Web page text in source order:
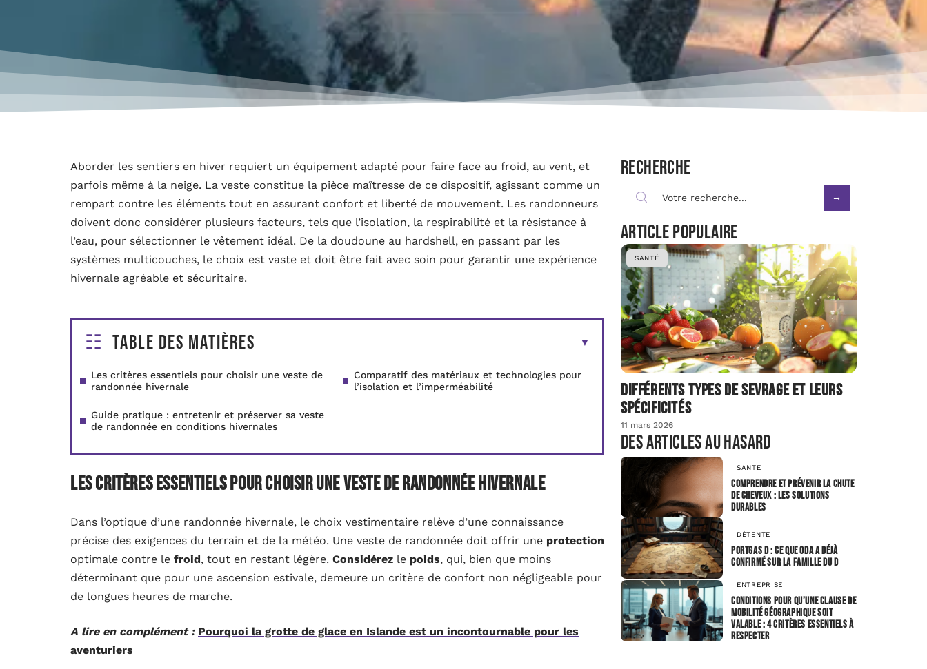
Aborder les sentiers en hiver requiert un équipement adapté pour faire face au froid, au vent, et
parfois même à la neige. La veste constitue la pièce maîtresse de ce dispositif, agissant comme un
rempart contre les éléments tout en assurant confort et liberté de mouvement. Les randonneurs
doivent donc considérer plusieurs facteurs, tels que l’isolation, la respirabilité et la résistance à
l’eau, pour sélectionner le vêtement idéal. De la doudoune au hardshell, en passant par les
systèmes multicouches, le choix est vaste et doit être fait avec soin pour garantir une expérience
hivernale agréable et sécuritaire.
Table des matières
Les critères essentiels pour choisir une veste de
randonnée hivernale
Comparatif des matériaux et technologies pour
l’isolation et l’imperméabilité
Guide pratique : entretenir et préserver sa veste
de randonnée en conditions hivernales
Les critères essentiels pour choisir une veste de randonnée hivernale
Dans l’optique d’une randonnée hivernale, le choix vestimentaire relève d’une connaissance
précise des exigences du terrain et de la météo. Une veste de randonnée doit offrir une protection
optimale contre le froid, tout en restant légère. Considérez le poids, qui, bien que moins
déterminant que pour une ascension estivale, demeure un critère de confort non négligeable pour
de longues heures de marche.
A lire en complément : Pourquoi la grotte de glace en Islande est un incontournable pour les
aventuriers
Recherche
Article populaire
SANTÉ
Différents types de sevrage et leurs
spécificités
11 mars 2026
Des articles au hasard
SANTÉ
Comprendre et prévenir la chute
de cheveux : les solutions
durables
DÉTENTE
Portgas D : ce que Oda a déjà
confirmé sur la famille du D
ENTREPRISE
Conditions pour qu’une clause de
mobilité géographique soit
valable : 4 critères essentiels à
respecter